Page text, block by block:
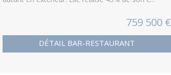
759 500 €
DÉTAIL BAR-RESTAURANT